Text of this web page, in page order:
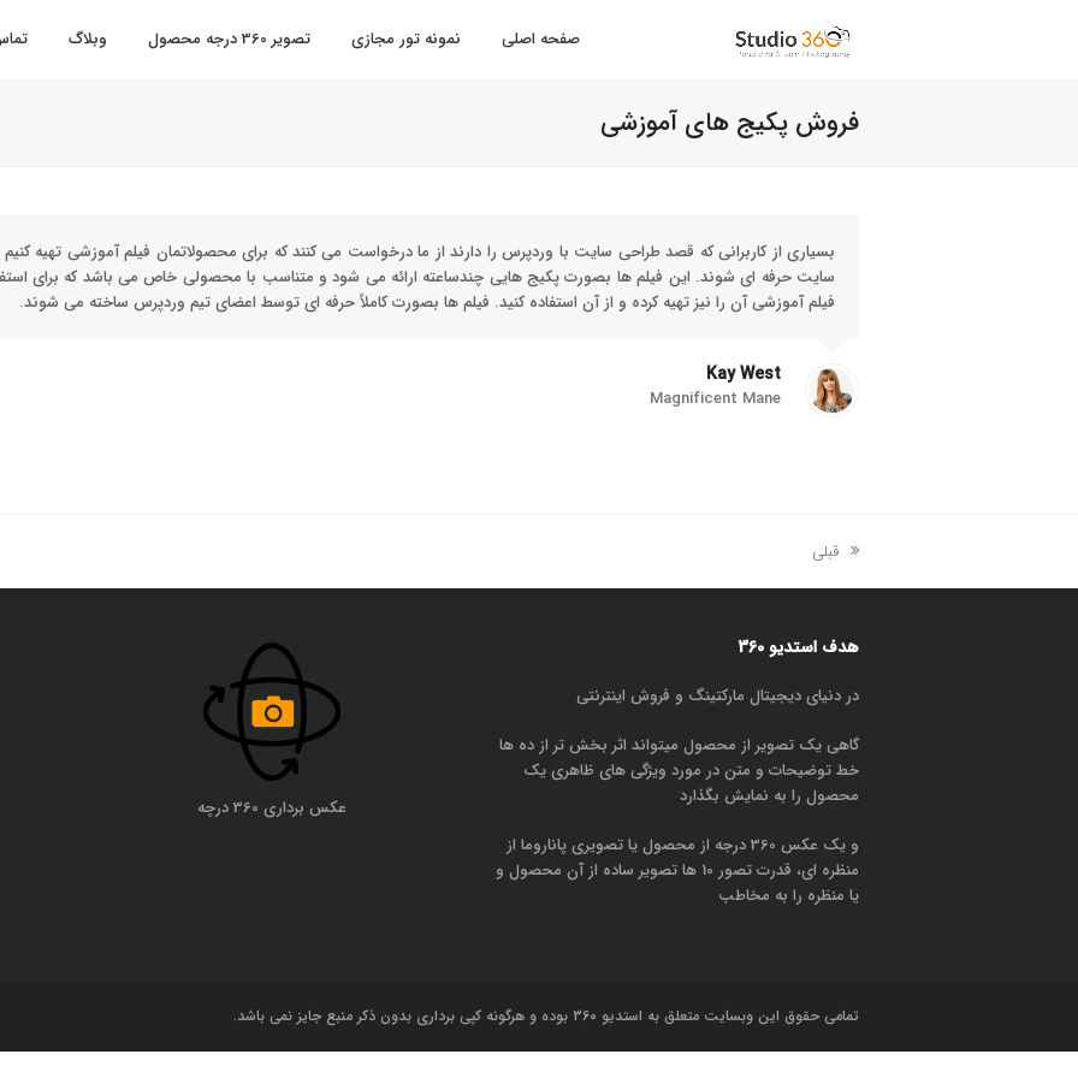
صفحه اصلی نمونه تور مجازی تصویر 360 درجه محصول وبلاگ
فروش پکیج های آموزشی
بسیاری از کاربرانی که قصد طراحی سایت با وردپرس را دارند از ما درخواست می کنند که برای محصولاتمان فیلم آموزشی تهیه کنیم
سایت حرفه ای شوند. این فیلم ها بصورت پکیج هایی چندساعته ارائه می شود و متناسب با محصولی خاص می باشد که برای
فیلم آموزشی آن را نیز تهیه کرده و از آن استفاده کنید. فیلم ها بصورت کاملاً حرفه ای توسط اعضای تیم وردپرس ساخته می شوند.
Kay West
Magnificent Mane
مطلب
قبلی
هدف استدیو 360
در دنیای دیجیتال مارکتینگ و فروش اینترنتی
گاهی یک تصویر از محصول میتواند اثر بخش تر از ده ها
خط توضیحات و متن در مورد ویژگی های ظاهری یک
محصول را به نمایش بگذارد
و یک عکس 360 درجه از محصول یا تصویری پاناروما از
منظره ای، قدرت تصور 10 ها تصویر ساده از آن محصول و
یا منظره را به مخاطب
عکس برداری 360 درچه
تمامی حقوق این وبسایت متعلق به استدیو 360 بوده و هرگونه کپی برداری بدون ذکر منبع جایز نمی باشد.